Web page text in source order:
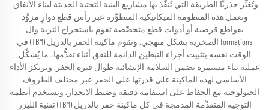
وتُغيِّر جذريًّا الطريقة التي تُنفَّذ بها مشاريع البنية التحتية الحديثة لبناء الأنفاق.
وتعمل هذه المنظومة الميكانيكية المتطوِّرة عبر رأس قطع دوارٍ مزوَّد
بقواطع قرصية أو أدوات قطع متخصِّصة تقوم باستخراج التربة وال
formations الصخرية بشكل منهجي. وتقوم ماكينة الحفر بالدريل (TBM) في
الوقت نفسه بتثبيت أجزاء التبطين الدائمة للنفق أثناء تقدُّمها، ما يُشكِّل
عملية بناء مستمرة تضمن السلامة الإنشائية طوال فترة الحفر. ويرتكز الأداء
الأساسي لهذه الماكينة على قدرتها على الحفر عبر مختلف الظروف
الجيولوجية مع الحفاظ على استقامة دقيقة وضبط الانحدار. وتستخدم أنظمة
التوجيه المتقدِّمة المدمجة في كل ماكينة حفر بالدريل (TBM) تقنية الليزر